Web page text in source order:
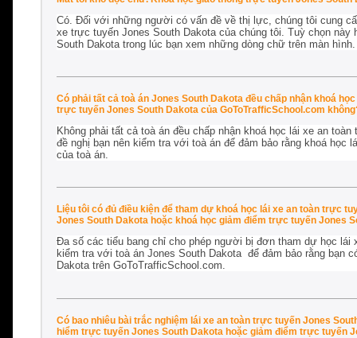
Có. Đối với những người có vấn đề về thị lực, chúng tôi cung
xe trực tuyến Jones South Dakota của chúng tôi. Tuỳ chọn
South Dakota trong lúc bạn xem những dòng chữ trên màn hình.
Có phải tất cả toà án Jones South Dakota đều chấp nhận khoá
trực tuyến Jones South Dakota của GoToTrafficSchool.com
Không phải tất cả toà án đều chấp nhận khoá học lái xe an
đề nghị bạn nên kiểm tra với toà án để đảm bảo rằng khoá
của toà án.
Liệu tôi có đủ điều kiện để tham dự khoá học lái xe an toàn trực
Jones South Dakota hoặc khoá học giảm điểm trực tuyến Jones
Đa số các tiểu bang chỉ cho phép người bị đơn tham dự học lái
kiểm tra với toà án Jones South Dakota để đảm bảo rằng bạn
Dakota trên GoToTrafficSchool.com.
Có bao nhiêu bài trắc nghiệm lái xe an toàn trực tuyến Jones
hiểm trực tuyến Jones South Dakota hoặc giảm điểm trực tuyến